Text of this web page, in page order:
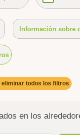
Cursos para grupos
Información sobre
eliminar todos los filtros
en los